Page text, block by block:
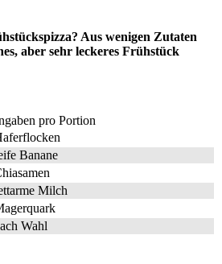
Aus wenigen Zutaten
aber sehr leckeres Frühstück
pro Portion
Banane
Milch
Wahl